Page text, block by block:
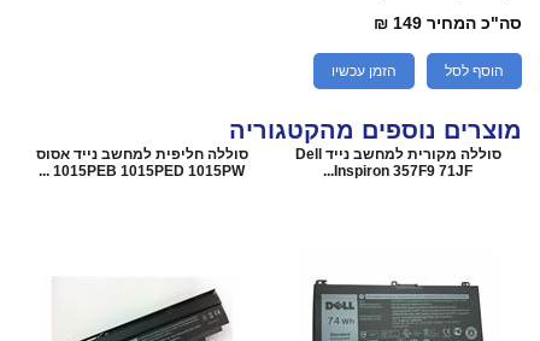
סה"כ המחיר 149 ₪
הוסף לסל הזמן עכשיו
מוצרים נוספים מהקטגוריה
סוללה מקורית למחשב נייד Dell
Inspiron 357F9 71JF...
סוללה חליפית למחשב נייד אסוס
1015PEB 1015PED 1015PW ...